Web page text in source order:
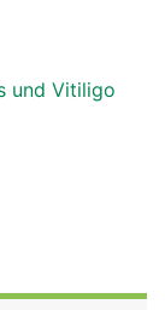
und Vitiligo